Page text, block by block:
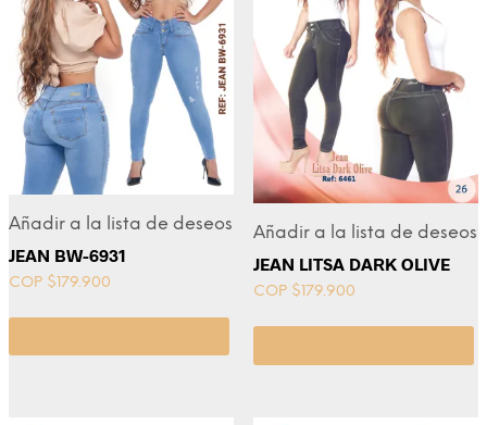
Añadir a la lista de deseos
JEAN BW-6931
COP $179.900
Añadir a la lista de deseos
JEAN LITSA DARK OLIVE
COP $ 179.900